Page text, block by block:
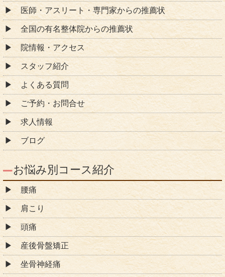
医師・アスリート・専門家からの推薦状
全国の有名整体院からの推薦状
院情報・アクセス
スタッフ紹介
よくある質問
ご予約・お問合せ
求人情報
ブログ
お悩み別コース紹介
腰痛
肩こり
頭痛
産後骨盤矯正
坐骨神経痛